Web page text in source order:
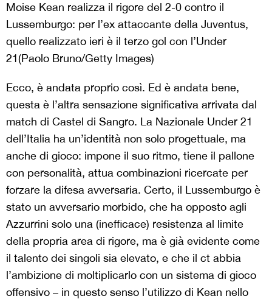
Moise Kean realizza il rigore del 2-0 contro il
Lussemburgo: per l’ex attaccante della Juventus,
quello realizzato ieri è il terzo gol con l’Under
21(Paolo Bruno/Getty Images)
Ecco, è andata proprio così. Ed è andata bene,
questa è l’altra sensazione significativa arrivata dal
match di Castel di Sangro. La Nazionale Under 21
dell’Italia ha un’identità non solo progettuale, ma
anche di gioco: impone il suo ritmo, tiene il pallone
con personalità, attua combinazioni ricercate per
forzare la difesa avversaria. Certo, il Lussemburgo è
stato un avversario morbido, che ha opposto agli
Azzurrini solo una (inefficace) resistenza al limite
della propria area di rigore, ma è già evidente come
il talento dei singoli sia elevato, e che il ct abbia
l’ambizione di moltiplicarlo con un sistema di gioco
offensivo – in questo senso l’utilizzo di Kean nello